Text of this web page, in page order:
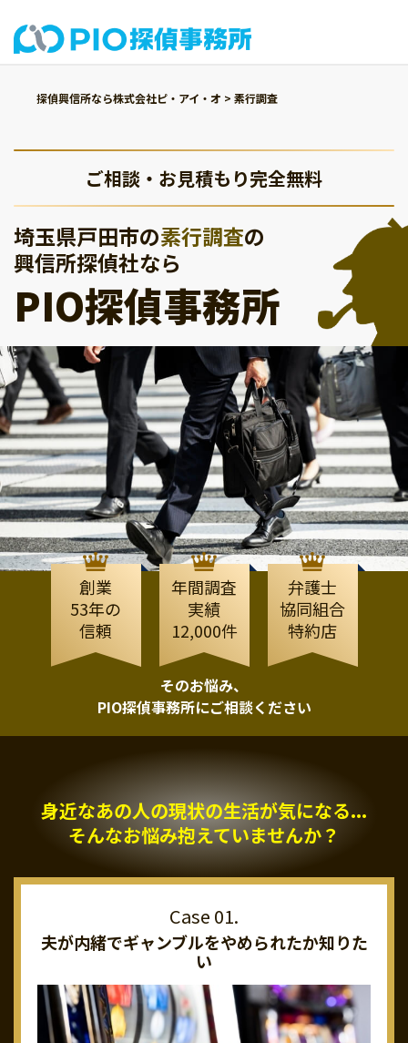
探偵興信所なら株式会社ピ・アイ・オ > 素行調査
ご相談・お見積もり完全無料
埼玉県戸田市の素行調査の
興信所探偵社なら
PIO探偵事務所
創業
53年の
信頼
年間調査
実績
12,000件
弁護士
協同組合
特約店
そのお悩み、
PIO探偵事務所にご相談ください
身近なあの人の現状の生活が気になる...
そんなお悩み抱えていませんか？
夫が内緒でギャンブルをやめられたか知りた
い